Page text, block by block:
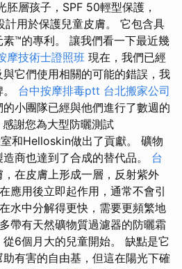
層孩子，SPF 50輕型保護，
用於保護兒童皮膚。 它包含具
™的專利。 讓我們看一下最近幾
摩技術士證照班 現在，我們已經
它們使用相關的可能的錯誤，我
台中按摩排毒ptt 台北搬家公司
小團隊已經與他們進行了數週的
感謝您為大型防曬測試
和Helloskin做出了貢獻。 礦物
商也達到了合成的替代品。 台
在皮膚上形成一層，反射紫外
應用後立即起作用，通常不會引
水中分解得更快，需要更頻繁地
帶有天然礦物質過濾器的防曬霜
6個月大的兒童開始。 缺點是它
有害的自由基，但這在陽光下確